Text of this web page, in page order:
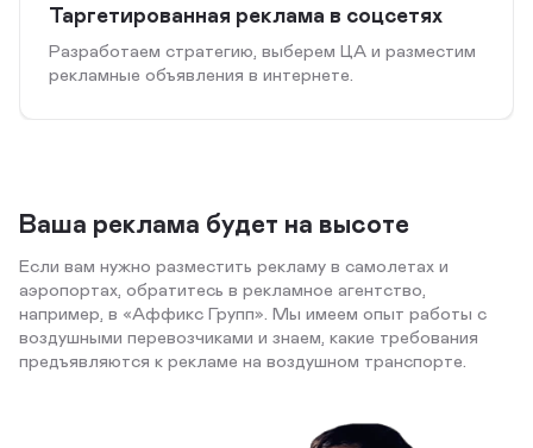
Таргетированная реклама в соцсетях
Разработаем стратегию, выберем ЦА и разместим
рекламные объявления в интернете.
Ваша реклама будет на высоте
Если вам нужно разместить рекламу в самолетах и
аэропортах, обратитесь в рекламное агентство,
например, в «Аффикс Групп». Мы имеем опыт работы с
воздушными перевозчиками и знаем, какие требования
предъявляются к рекламе на воздушном транспорте.